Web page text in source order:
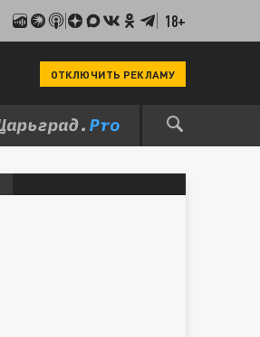
18+
ОТКЛЮЧИТЬ РЕКЛАМУ